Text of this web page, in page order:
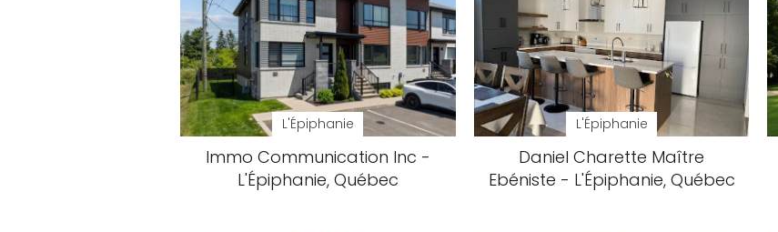
L'Épiphanie
Immo Communication Inc -
L'Épiphanie, Québec
L'Épiphanie
Daniel Charette Maître
Ebéniste - L'Épiphanie, Québec